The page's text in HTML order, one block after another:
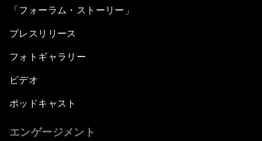
「フォーラム・ストーリー」
プレスリリース
フォトギャラリー
ビデオ
ポッドキャスト
エンゲージメント